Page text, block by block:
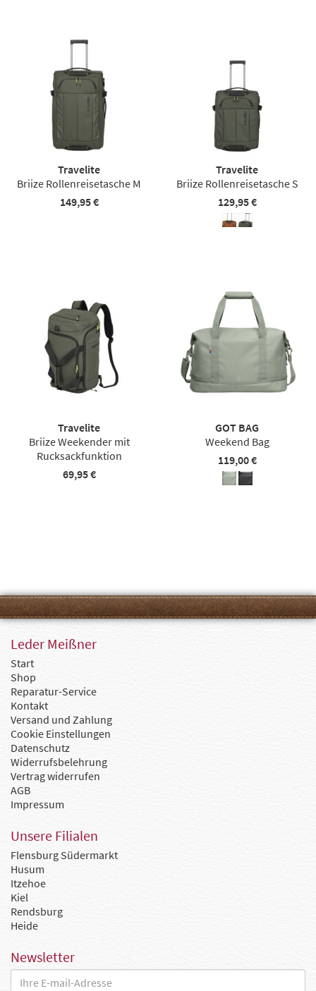
Travelite
Briize Rollenreisetasche M
149,95 €
Travelite
Briize Rollenreisetasche S
129,95 €
Travelite
Briize Weekender mit
Rucksackfunktion
69,95 €
GOT BAG
Weekend Bag
119,00 €
Leder Meißner
Start
Shop
Reparatur-Service
Kontakt
Versand und Zahlung
Cookie Einstellungen
Datenschutz
Widerrufsbelehrung
Vertrag widerrufen
AGB
Impressum
Unsere Filialen
Flensburg Südermarkt
Husum
Itzehoe
Kiel
Rendsburg
Heide
Newsletter